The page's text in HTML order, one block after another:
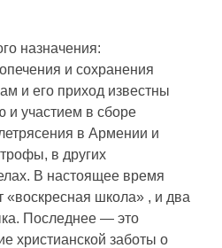
назначения:
и сохранения
и его приход известны
и участием в сборе
в Армении и
в других
В настоящее время
«воскресная школа» , и два
Последнее — это
христианской заботы о